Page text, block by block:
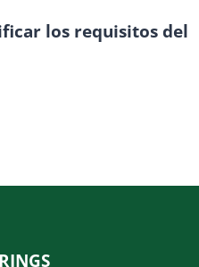
los requisitos del